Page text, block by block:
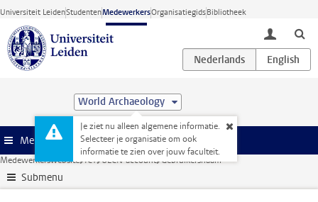
Ga direct naar de inhoud
Universiteit LeidenStudentenMedewerkersOrganisatiegidsBibliotheek
toggle
World Archaeology
Je ziet nu alleen algemene informatie.
Selecteer je organisatie om ook
informatie te zien over jouw faculteit.
Menu
Medewerkerswebsite ICT ULCN-account Gebruikersnaam
Submenu